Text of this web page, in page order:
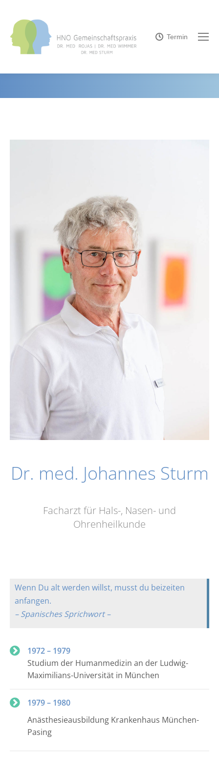
Termin
Dr. med. Johannes Sturm
Facharzt für Hals-, Nasen- und
Ohrenheilkunde
Wenn Du alt werden willst, musst du beizeiten
anfangen.
– Spanisches Sprichwort –
1972 – 1979
Studium der Humanmedizin an der Ludwig-
Maximilians-Universität in München
1979 – 1980
Anästhesieausbildung Krankenhaus München-
Pasing